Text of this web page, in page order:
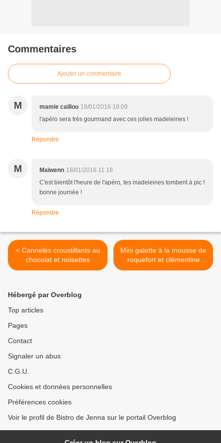
Commentaires
Ajouter un commentaire
M mamie caillou 18/01/2016 18:09
l'apéro sera très gourmand avec ces jolies madeleines !
Répondre
M Maiwenn 18/01/2016 11:18
C'est bientôt l'heure de l'apéro, tes madeleines tombent à pic !
bonne journée !
Répondre
< Cannelés croustillants au
chocolat et noisettes
Mini galette à la mousse de
roquefort et clémentine
confite >
Hébergé par Overblog
Top articles
Pages
Contact
Signaler un abus
C.G.U.
Cookies et données personnelles
Préférences cookies
Voir le profil de Bistro de Jenna sur le portail Overblog